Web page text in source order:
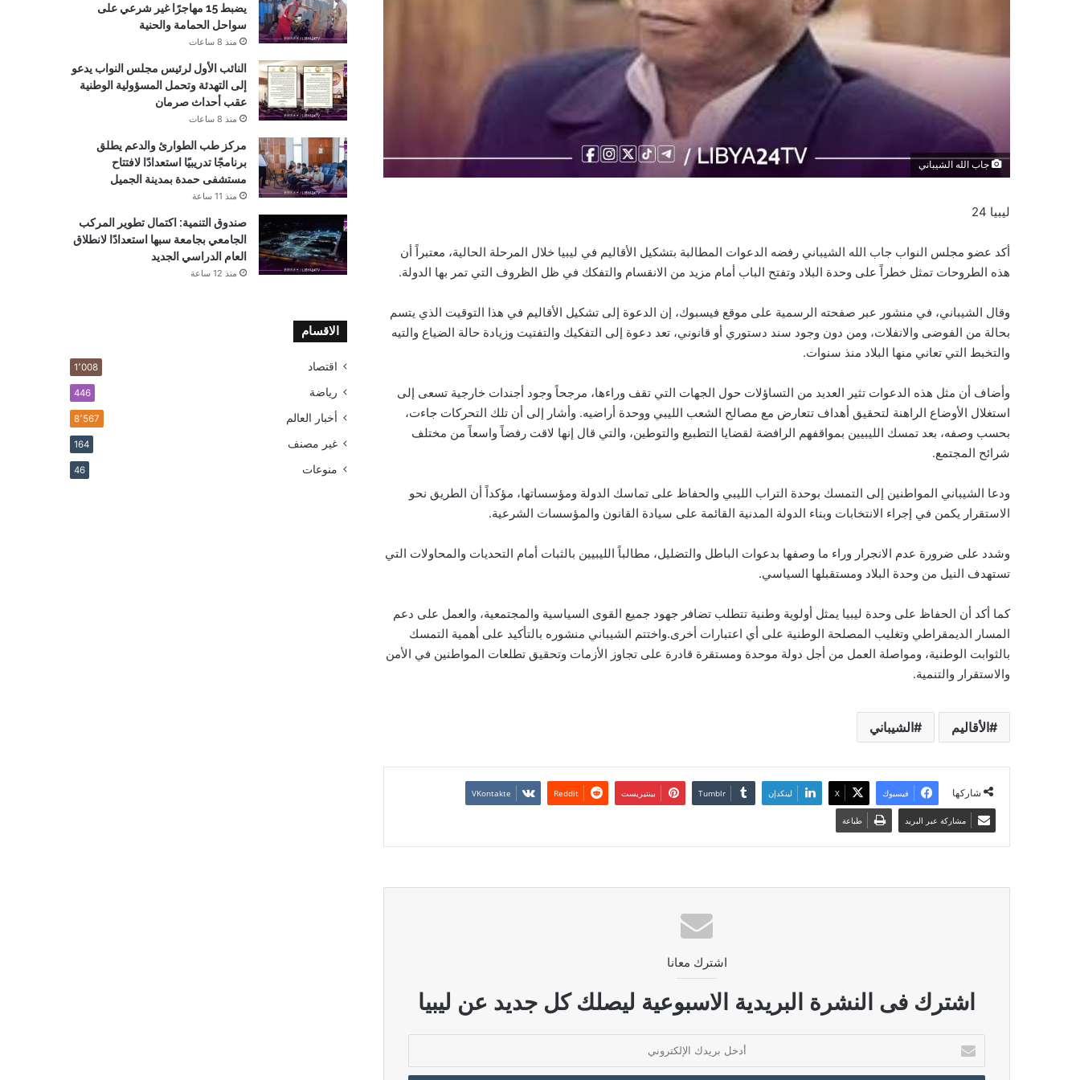
جاب الله الشيباني
ليبيا 24
أكد عضو مجلس النواب جاب الله الشيباني رفضه الدعوات المطالبة بتشكيل الأقاليم في ليبيا خلال المرحلة الحالية، معتبراً أن
هذه الطروحات تمثل خطراً على وحدة البلاد وتفتح الباب أمام مزيد من الانقسام والتفكك في ظل الظروف التي تمر بها الدولة.
وقال الشيباني، في منشور عبر صفحته الرسمية على موقع فيسبوك، إن الدعوة إلى تشكيل الأقاليم في هذا التوقيت الذي يتسم
بحالة من الفوضى والانفلات، ومن دون وجود سند دستوري أو قانوني، تعد دعوة إلى التفكيك والتفتيت وزيادة حالة الضياع والتيه
والتخبط التي تعاني منها البلاد منذ سنوات.
وأضاف أن مثل هذه الدعوات تثير العديد من التساؤلات حول الجهات التي تقف وراءها، مرجحاً وجود أجندات خارجية تسعى إلى
استغلال الأوضاع الراهنة لتحقيق أهداف تتعارض مع مصالح الشعب الليبي ووحدة أراضيه. وأشار إلى أن تلك التحركات جاءت،
بحسب وصفه، بعد تمسك الليبيين بمواقفهم الرافضة لقضايا التطبيع والتوطين، والتي قال إنها لاقت رفضاً واسعاً من مختلف
شرائح المجتمع.
ودعا الشيباني المواطنين إلى التمسك بوحدة التراب الليبي والحفاظ على تماسك الدولة ومؤسساتها، مؤكداً أن الطريق نحو
الاستقرار يكمن في إجراء الانتخابات وبناء الدولة المدنية القائمة على سيادة القانون والمؤسسات الشرعية.
وشدد على ضرورة عدم الانجرار وراء ما وصفها بدعوات الباطل والتضليل، مطالباً الليبيين بالثبات أمام التحديات والمحاولات التي
تستهدف النيل من وحدة البلاد ومستقبلها السياسي.
كما أكد أن الحفاظ على وحدة ليبيا يمثل أولوية وطنية تتطلب تضافر جهود جميع القوى السياسية والمجتمعية، والعمل على دعم
المسار الديمقراطي وتغليب المصلحة الوطنية على أي اعتبارات أخرى.واختتم الشيباني منشوره بالتأكيد على أهمية التمسك
بالثوابت الوطنية، ومواصلة العمل من أجل دولة موحدة ومستقرة قادرة على تجاوز الأزمات وتحقيق تطلعات المواطنين في الأمن
والاستقرار والتنمية.
الأقاليم الشيباني
شاركها فيسبوك ‫X لينكدإن بينتيريست
مشاركة عبر البريد طباعة
اشترك معانا
اشترك فى النشرة البريدية الاسبوعية ليصلك كل جديد عن ليبيا
بريدك
الإلكتروني
يضبط 15 مهاجرًا غير شرعي على
سواحل الحمامة والحنية
منذ 8 ساعات
النائب الأول لرئيس مجلس النواب يدعو
إلى التهدئة وتحمل المسؤولية الوطنية
عقب أحداث صرمان
منذ 8 ساعات
مركز طب الطوارئ والدعم يطلق
برنامجًا تدريبيًا استعدادًا لافتتاح
مستشفى حمدة بمدينة الجميل
منذ 11 ساعة
صندوق التنمية: اكتمال تطوير المركب
الجامعي بجامعة سبها استعدادًا لانطلاق
العام الدراسي الجديد
منذ 12 ساعة
الاقسام
اقتصاد 1٬008
رياضة 446
أخبار العالم 8٬567
غير مصنف 164
منوعات 46